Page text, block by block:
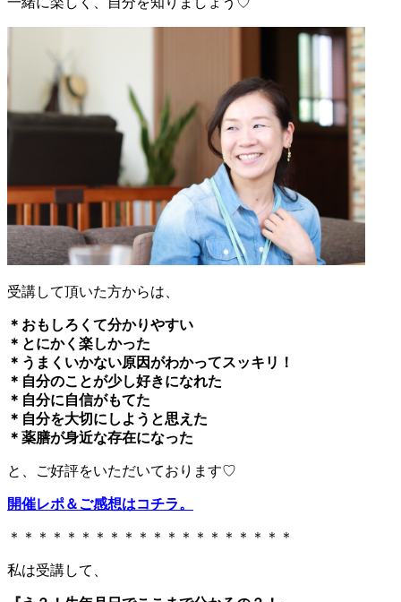
受講して頂いた方からは、
＊おもしろくて分かりやすい
＊とにかく楽しかった
＊うまくいかない原因がわかってスッキリ！
＊自分のことが少し好きになれた
＊自分に自信がもてた
＊自分を大切にしようと思えた
＊薬膳が身近な存在になった
と、ご好評をいただいております♡
開催レポ＆ご感想はコチラ。
＊＊＊＊＊＊＊＊＊＊＊＊＊＊＊＊＊＊＊＊
私は受講して、